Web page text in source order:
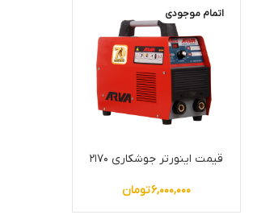
اتمام موجودی
قیمت اینورتر جوشکاری ۲۱۷۰
۶,۰۰۰,۰۰۰تومان